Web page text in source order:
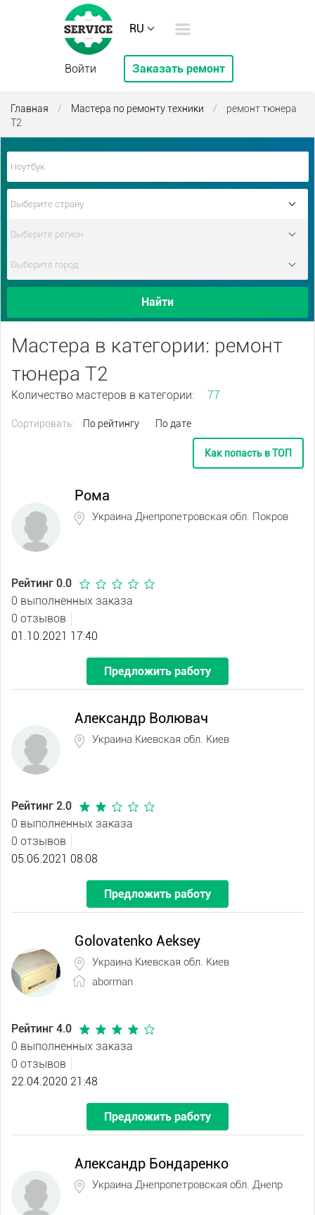
RU
Войти Заказать ремонт
Главная / Мастера по ремонту техники /
ремонт тюнера
Т2
Найти
Мастера в категории: ремонт
тюнера Т2
Количество мастеров в категории: 77
Сортировать: По рейтингу По дате
Как попасть в ТОП
Рома
Украина Днепропетровская обл. Покров
Рейтинг 0.0
0 выполненных заказа
0 отзывов
01.10.2021 17:40
Предложить работу
Александр Волювач
Украина Киевская обл. Киев
Рейтинг 2.0
0 выполненных заказа
0 отзывов
05.06.2021 08:08
Предложить работу
Golovatenko Aeksey
Украина Киевская обл. Киев
aborman
Рейтинг 4.0
0 выполненных заказа
0 отзывов
22.04.2020 21:48
Предложить работу
Александр Бондаренко
Украина Днепропетровская обл. Днепр